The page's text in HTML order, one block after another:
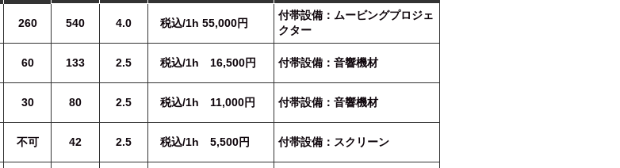
260 540 4.0 税込/1h 55,000円
付帯設備：ムービングプロジェ
クター
60 133 2.5 税込/1h 16,500円 付帯設備：音響機材
30 80 2.5 税込/1h 11,000円 付帯設備：音響機材
不可 42 2.5 税込/1h 5,500円 付帯設備：スクリーン